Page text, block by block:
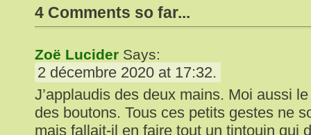
4 Comments so far...
Zoë Lucider Says:
2 décembre 2020 at 17:32.
J’applaudis des deux mains. Moi aussi
des boutons. Tous ces petits gestes ne
mais fallait-il en faire tout un tintouin qui